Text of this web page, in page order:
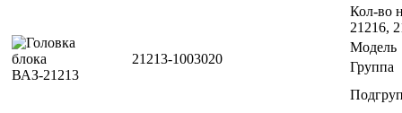
21213-1003020
Кол-во
21216,
Модель
Группа